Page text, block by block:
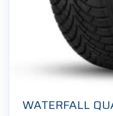
WATERFALL